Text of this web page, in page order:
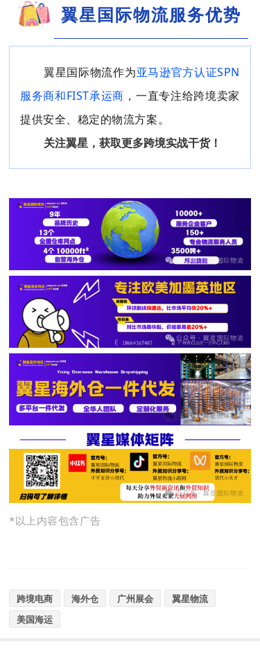
翼星国际物流服务优势
翼星国际物流作为亚马逊官方认证SPN
服务商和FIST承运商 ，一直专注给跨境卖家
提供安全、稳定的物流方案。
关注翼星，获取更多跨境实战干货！
*以上内容包含广告
跨境电商 海外仓 广州展会
翼星物流
美国海运